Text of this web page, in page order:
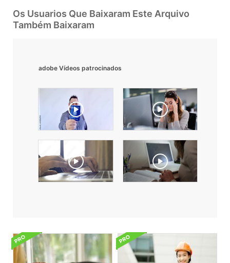
Os Usuarios Que Baixaram Este Arquivo
Também Baixaram
adobe Vídeos patrocinados